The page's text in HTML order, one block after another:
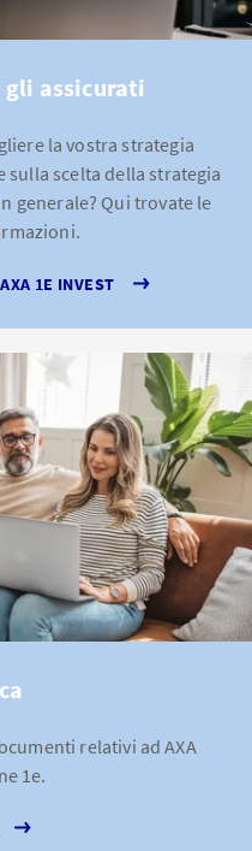
assicurati
la vostra strategia
sulla scelta della strategia
generale? Qui trovate le
1E INVEST
relativi ad AXA
1e.